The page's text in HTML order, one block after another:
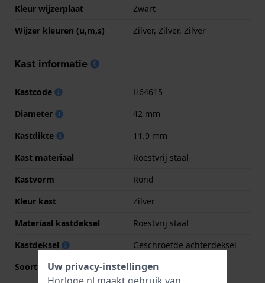
Kleur wijzerplaat
Zwart
Wijzer kleuren (u,m,s)
Zilver, Zilver, Zilver
Kast informatie
Kastcode
H64615
Diameter
42 mm
Kastdikte
11.9 mm
Kast materiaal
Roestvrij staal
Kastvorm
Rond
Kleur kast
Zilver
Materiaal kastdeksel
Roestvrij staal
Kastdeksel
Geschroefde achterdeksel
Soort glas
Saffier
Uw privacy-instellingen